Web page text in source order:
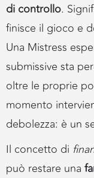
di controllo.
finisce il gioco e
Una Mistress
submissive sta
oltre le proprie
momento
debolezza: è un
Il concetto di
può restare una